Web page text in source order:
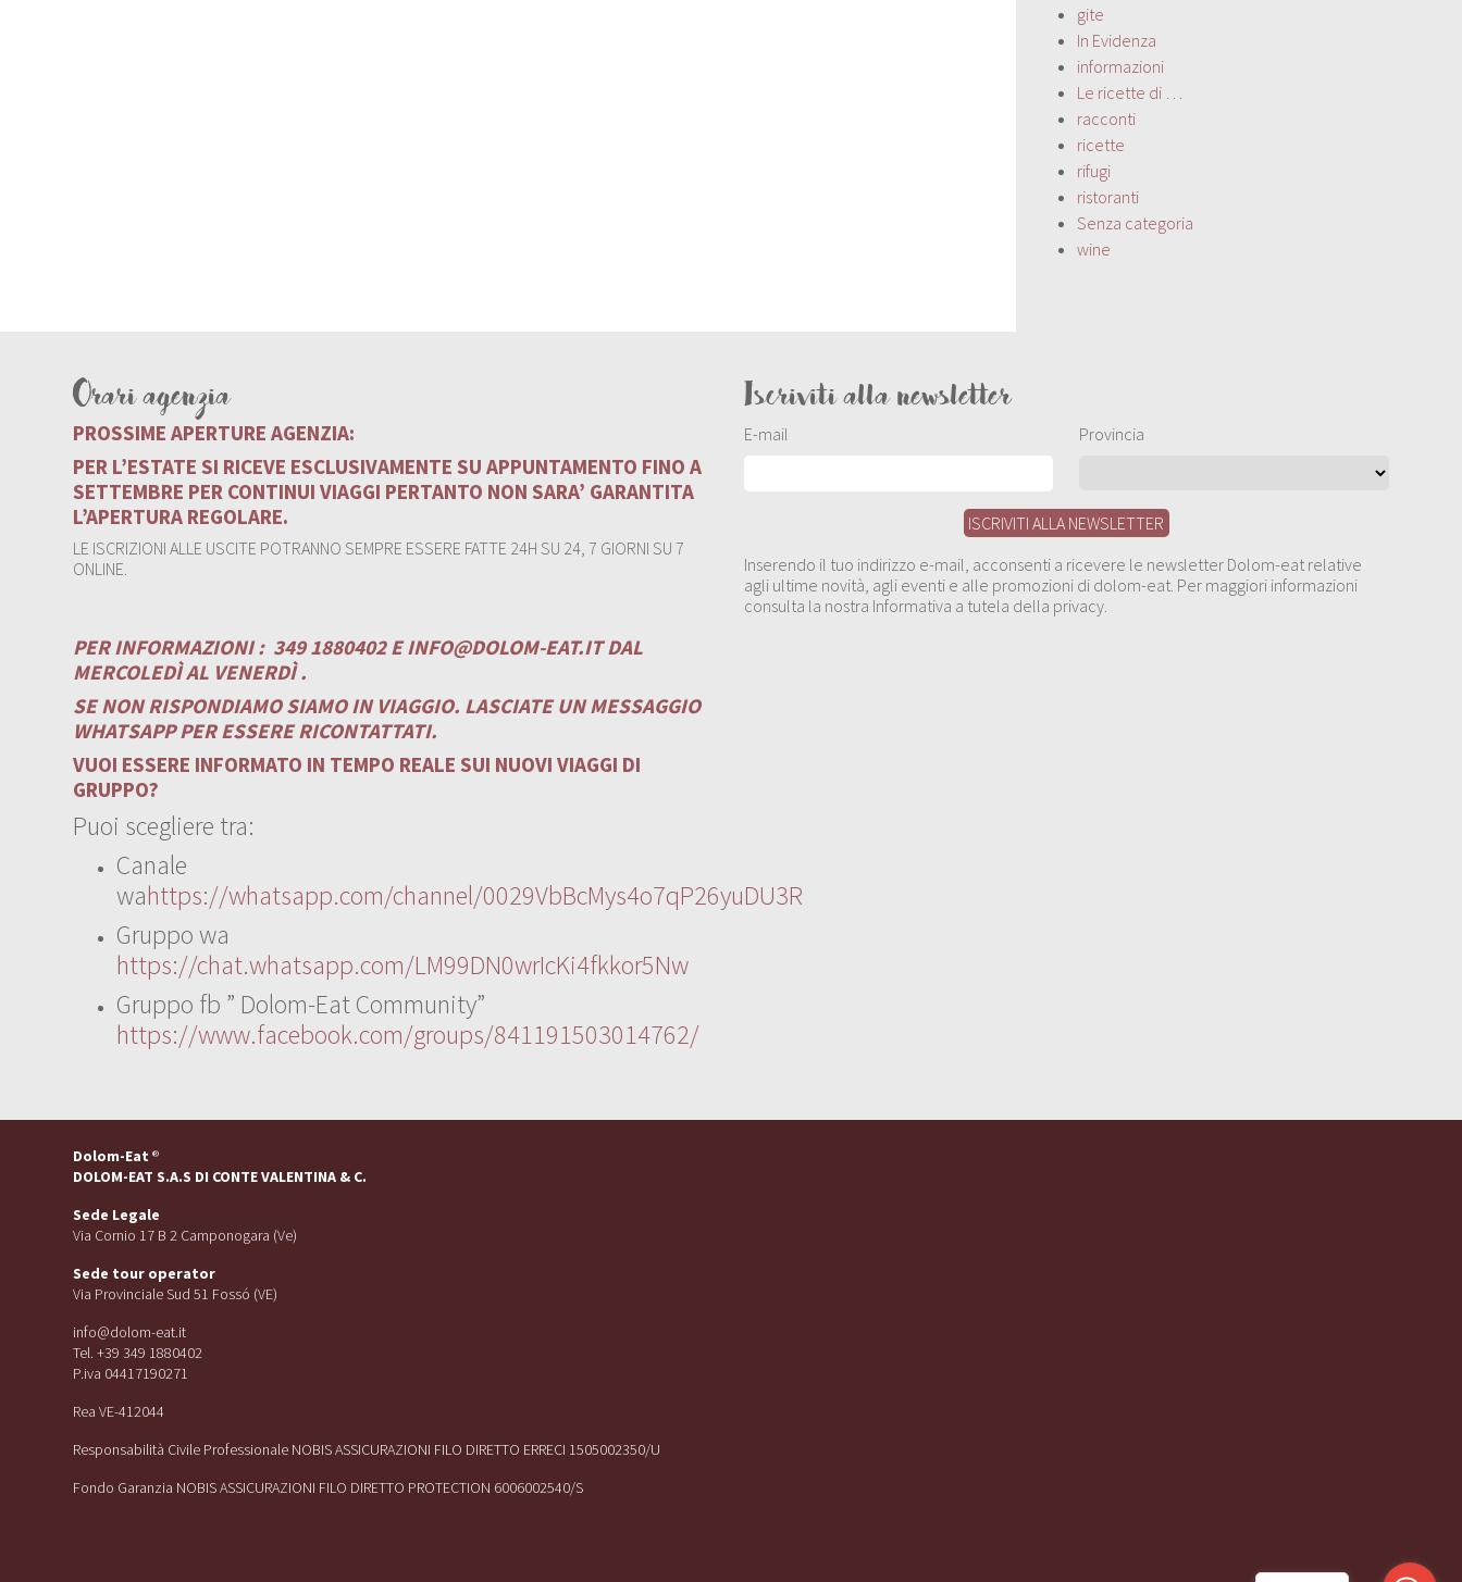
gite
In Evidenza
informazioni
Le ricette di …
racconti
ricette
rifugi
ristoranti
Senza categoria
wine
Orari agenzia
PROSSIME APERTURE AGENZIA:
PER L’ESTATE SI RICEVE ESCLUSIVAMENTE SU APPUNTAMENTO FINO A
SETTEMBRE PER CONTINUI VIAGGI PERTANTO NON SARA’ GARANTITA
L’APERTURA REGOLARE.
LE ISCRIZIONI ALLE USCITE POTRANNO SEMPRE ESSERE FATTE 24H SU 24, 7 GIORNI SU 7
ONLINE.
PER INFORMAZIONI : 349 1880402 EINFO@DOLOM-EAT.ITDAL
MERCOLEDÌ AL VENERDÌ .
SE NON RISPONDIAMO SIAMO IN VIAGGIO. LASCIATE UN MESSAGGIO
WHATSAPP PER ESSERE RICONTATTATI.
VUOI ESSERE INFORMATO IN TEMPO REALE SUI NUOVI VIAGGI DI
GRUPPO?
Puoi scegliere tra:
Canale
wahttps://whatsapp.com/channel/0029VbBcMys4o7qP26yuDU3R
Gruppo wa
https://chat.whatsapp.com/LM99DN0wrIcKi4fkkor5Nw
Gruppo fb ” Dolom-Eat Community”
https://www.facebook.com/groups/841191503014762/
Iscriviti alla newsletter
E-mail Provincia
Inserendo il tuo indirizzo e-mail, acconsenti a ricevere le newsletter Dolom-eat relative
agli ultime novità, agli eventi e alle promozioni di dolom-eat. Per maggiori informazioni
consulta la nostra Informativa a tutela della privacy.
Dolom-Eat ®
DOLOM-EAT S.A.S DI CONTE VALENTINA & C.
Sede Legale
Via Cornio 17 B 2 Camponogara (Ve)
Sede tour operator
Via Provinciale Sud 51 Fossó (VE)
info@dolom-eat.it
Tel. +39 349 1880402
P.iva 04417190271
Rea VE-412044
Responsabilità Civile Professionale NOBIS ASSICURAZIONI FILO DIRETTO ERRECI 1505002350/U
Fondo Garanzia NOBIS ASSICURAZIONI FILO DIRETTO PROTECTION 6006002540/S